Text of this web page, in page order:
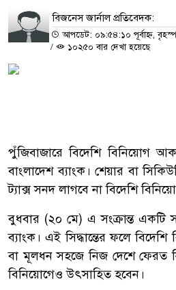
বিজনেস জার্নাল প্রতিবেদক:
আপডেট: ০৯:৫৪:১০ পূর্বাহ্ন,
/
১০২৫০ বার দেখা হয়েছে
পুঁজিবাজারে বিদেশি বিনিয়োগ
বাংলাদেশ ব্যাংক। শেয়ার বা
ট্যাক্স সনদ লাগবে না বিদেশি
বুধবার (২০ মে) এ সংক্রান্ত একটি
ব্যাংক। এই সিদ্ধান্তের ফলে বিদেশি
বা মূলধন সহজে নিজ দেশে ফেরত
বিনিয়োগেও উৎসাহিত হবেন।